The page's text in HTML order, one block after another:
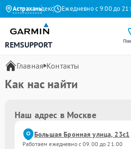
Астрахань
4.9 на Яндекс Ежедневно с 9:00 до
REMSUPPORT
Главная Контакты
Как нас найти
Наш адрес в Москве
Большая Бронная улица, 23с1
Работаем ежедневно с 09.00 до 21.00